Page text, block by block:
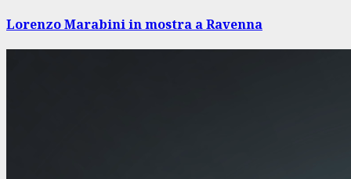
Lorenzo Marabini in mostra a Ravenna